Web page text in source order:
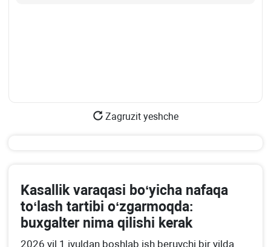
Zagruzit yeshche
Kasallik varaqasi boʻyicha nafaqa
toʻlash tartibi oʻzgarmoqda:
buхgalter nima qilishi kerak
2026 yil 1 iyuldan boshlab ish beruvchi bir yilda